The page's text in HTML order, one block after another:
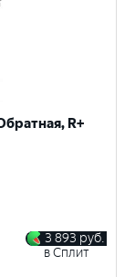
R+
3 893 руб.
в Сплит